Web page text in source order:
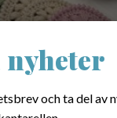
nyheter
och ta del av
virkade Rundlar